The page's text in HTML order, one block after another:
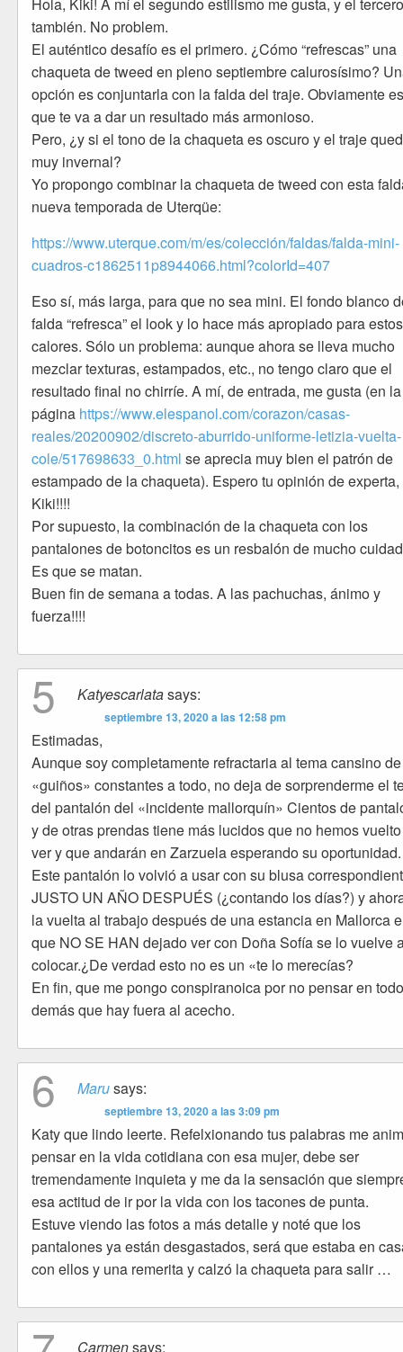
Hola, Kiki! A mí el segundo estilismo me gusta, y el
también. No problem.
El auténtico desafío es el primero. ¿Cómo “refrescas” una
chaqueta de tweed en pleno septiembre calurosísimo?
opción es conjuntarla con la falda del traje. Obviamente
que te va a dar un resultado más armonioso.
Pero, ¿y si el tono de la chaqueta es oscuro y el traje
muy invernal?
Yo propongo combinar la chaqueta de tweed con esta
nueva temporada de Uterqüe:
https://www.uterque.com/m/es/colección/faldas/falda-mini-
cuadros-c1862511p8944066.html?colorId=407
Eso sí, más larga, para que no sea mini. El fondo blanco
falda “refresca” el look y lo hace más apropiado para estos
calores. Sólo un problema: aunque ahora se lleva mucho
mezclar texturas, estampados, etc., no tengo claro que el
resultado final no chirríe. A mí, de entrada, me gusta (en la
página https://www.elespanol.com/corazon/casas-
reales/20200902/discreto-aburrido-uniforme-letizia-vuelta-
cole/517698633_0.html se aprecia muy bien el patrón de
estampado de la chaqueta). Espero tu opinión de experta,
Kiki!!!!
Por supuesto, la combinación de la chaqueta con los
pantalones de botoncitos es un resbalón de mucho
Es que se matan.
Buen fin de semana a todas. A las pachuchas, ánimo y
fuerza!!!!
5 Katyescarlatasays:
septiembre 13, 2020 a las 12:58 pm
Estimadas,
Aunque soy completamente refractaria al tema cansino
«guiños» constantes a todo, no deja de sorprenderme el
del pantalón del «incidente mallorquín» Cientos de
y de otras prendas tiene más lucidos que no hemos
ver y que andarán en Zarzuela esperando su oportunidad.
Este pantalón lo volvió a usar con su blusa
JUSTO UN AÑO DESPUÉS (¿contando los días?) y
la vuelta al trabajo después de una estancia en Mallorca
que NO SE HAN dejado ver con Doña Sofía se lo vuelve
colocar.¿De verdad esto no es un «te lo merecías?
En fin, que me pongo conspiranoica por no pensar en
demás que hay fuera al acecho.
6 Marusays:
septiembre 13, 2020 a las 3:09 pm
Katy que lindo leerte. Refelxionando tus palabras me
pensar en la vida cotidiana con esa mujer, debe ser
tremendamente inquieta y me da la sensación que
esa actitud de ir por la vida con los tacones de punta.
Estuve viendo las fotos a más detalle y noté que los
pantalones ya están desgastados, será que estaba en
con ellos y una remerita y calzó la chaqueta para salir …
Carmensays: